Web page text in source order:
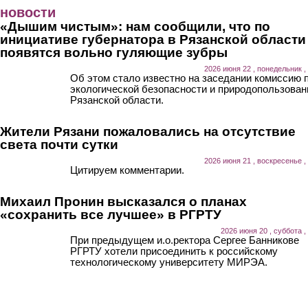
новости
«Дышим чистым»: нам сообщили, что по
инициативе губернатора в Рязанской области
появятся вольно гуляющие зубры
2026 июня 22 , понедельник ,
Об этом стало известно на заседании комиссию
экологической безопасности и
Рязанской области.
Жители Рязани пожаловались на отсутствие
света почти сутки
2026 июня 21 , воскресенье ,
Цитируем комментарии.
Михаил Пронин высказался о планах
«сохранить все лучшее» в РГРТУ
2026 июня 20 , суббота ,
При предыдущем и.о.ректора Сергее Банникове
РГРТУ хотели присоединить к российскому
технологическому университету МИРЭА.